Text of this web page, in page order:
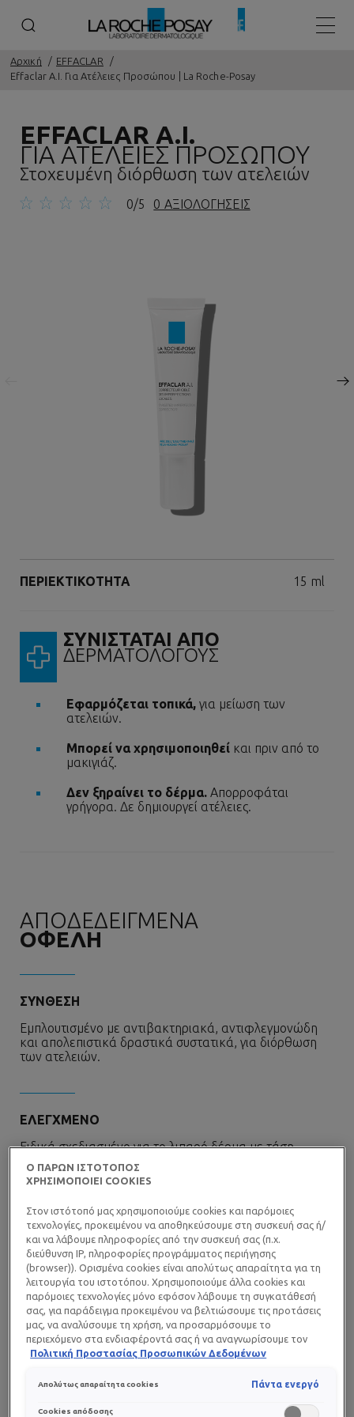
Αρχική
EFFACLAR
Effaclar A.I. Για Ατέλειες Προσώπου | La Roche-Posay
EFFACLAR A.I.
ΓΙΑ ΑΤΕΛΕΙΕΣ ΠΡΟΣΩΠΟΥ
Στοχευμένη διόρθωση των ατελειών
0/5 0 ΑΞΙΟΛΟΓΗΣΕΙΣ
Επόμενος πίνακας
ΠΕΡΙΕΚΤΙΚΟΤΗΤΑ Volume
15 ml
ΣΥΝΙΣΤΑΤΑΙ ΑΠΟ
ΔΕΡΜΑΤΟΛΟΓΟΥΣ
Εφαρμόζεται τοπικά, για μείωση των
ατελειών.
Μπορεί να χρησιμοποιηθεί και πριν από το
μακιγιάζ.
Δεν ξηραίνει το δέρμα. Απορροφάται
γρήγορα. Δε δημιουργεί ατέλειες.
ΑΠΟΔΕΔΕΙΓΜΕΝΑ
ΟΦΕΛΗ
ΣΥΝΘΕΣΗ
Εμπλουτισμένο με αντιβακτηριακά, αντιφλεγμονώδη
και απολεπιστικά δραστικά συστατικά, για διόρθωση
των ατελειών.
ΕΛΕΓΧΜΕΝΟ
Ειδικά σχεδιασμένο για το λιπαρό δέρμα με τάση
ακμής. Κατάλληλο επίσης για ευαίσθητο δέρμα.
ΑΠΟΧΡΩΣΗ
Το δέρμα γίνεται πιο καθαρό, αποκτά πιο ομοιόμορφη
υφή.
ΕΦΑΡΜΟΓΗ
Ο ΠΑΡΩΝ ΙΣΤΟΤΟΠΟΣ
ΧΡΗΣΙΜΟΠΟΙΕΙ COOKIES
Στον ιστότοπό μας χρησιμοποιούμε cookies και παρόμοιες
τεχνολογίες, προκειμένου να αποθηκεύσουμε στη συσκευή σας ή/
και να λάβουμε πληροφορίες από την συσκευή σας (π.χ.
διεύθυνση IP, πληροφορίες προγράμματος περιήγησης
(browser)). Ορισμένα cookies είναι απολύτως απαραίτητα για τη
λειτουργία του ιστοτόπου. Χρησιμοποιούμε άλλα cookies και
παρόμοιες τεχνολογίες μόνο εφόσον λάβουμε τη συγκατάθεσή
σας, για παράδειγμα προκειμένου να βελτιώσουμε τις προτάσεις
μας, να αναλύσουμε τη χρήση, να προσαρμόσουμε το
περιεχόμενο στα ενδιαφέροντά σας ή να αναγνωρίσουμε τον
browser/ τη συσκευή σας για τη δημιουργία προφίλ με τα
περιεχόμενο σε άλλες διαδικτυακές προτάσεις. Μπορείτε να
όλων»), να τα απορρίψετε («Απόρριψη όλων») ή να ρυθμίσετε και
Πολιτική Προστασίας Προσωπικών Δεδομένων
Απολύτως απαραίτητα cookies Πάντα ενεργό
Cookies απόδοσης